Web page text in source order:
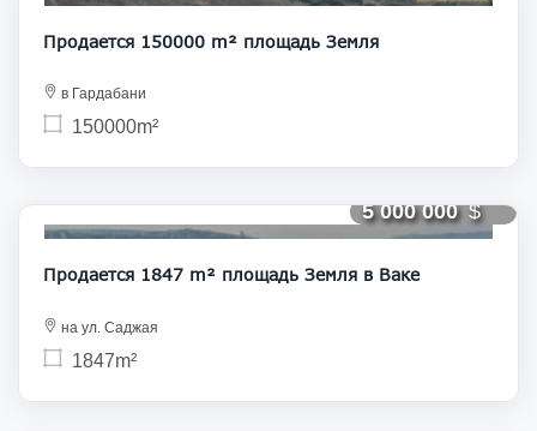
Продается 150000 m² площадь Земля
в Гардабани
150000m²
5 000 000
Продается 1847 m² площадь Земля в Ваке
на ул. Саджая
1847m²